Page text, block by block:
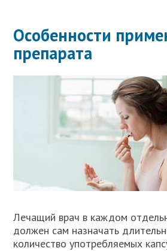
Особенности
препарата
Лечащий врач в каждом
должен сам назначать
количество употребляемых